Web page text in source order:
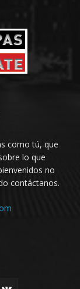
como tú, que
lo que
no
contáctanos.